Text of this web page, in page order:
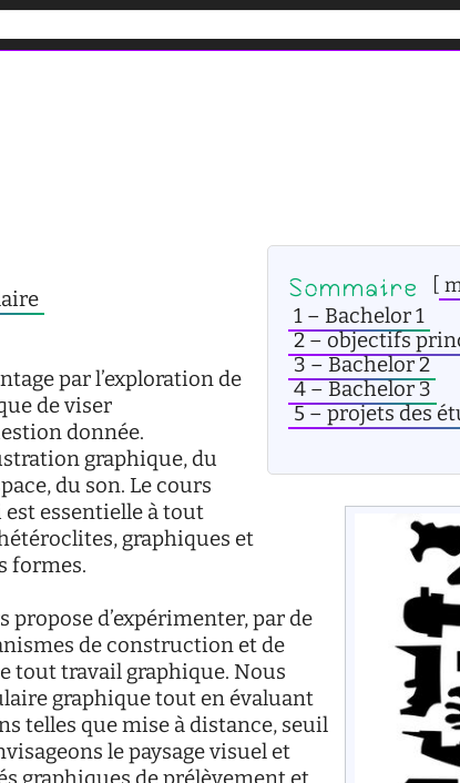
Sommaire [
1
Bachelor 1
2
objectifs
3
Bachelor 2
4
Bachelor 3
5
projets des
par l’exploration de
de viser
donnée.
graphique, du
du son. Le cours
essentielle à tout
graphiques et
formes.
d’expérimenter, par de
de construction et de
tout travail graphique. Nous
graphique tout en évaluant
telles que mise à distance, seuil
le paysage visuel et